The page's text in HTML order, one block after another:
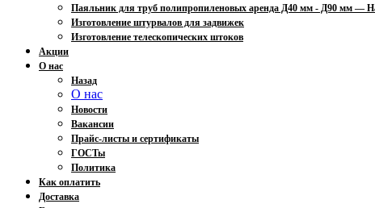
Паяльник для труб полипропиленовых аренда Д40 мм - Д90 мм —
Изготовление штурвалов для задвижек
Изготовление телескопических штоков
Акции
О нас
Назад
О нас
Новости
Вакансии
Прайс-листы и сертификаты
ГОСТы
Политика
Как оплатить
Доставка